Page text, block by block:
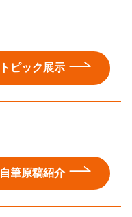
トピック展示
自筆原稿紹介